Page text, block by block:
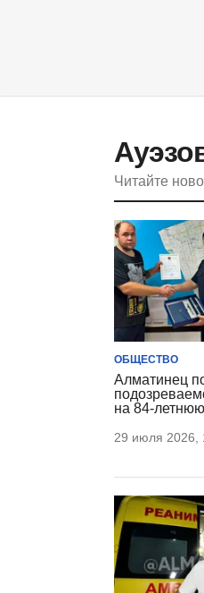
Читайте
ОБЩЕСТВО
Алматинец
на 84-
29 июля 2026,